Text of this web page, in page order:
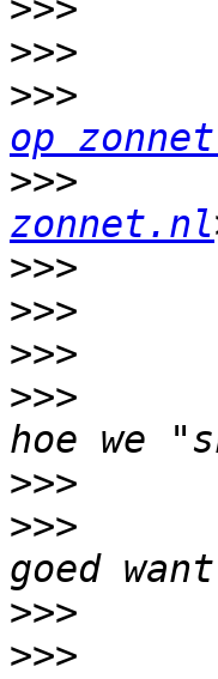
>>>
>>>
>>>
op
>>>
zonnet.nl
>>>
>>>
>>>
>>>
>>>
>>>
>>>
>>>